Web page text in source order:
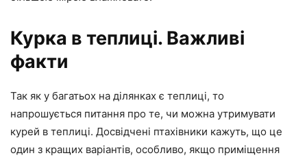
Курка в теплиці. Важливі
факти
Так як у багатьох на ділянках є теплиці, то
напрошується питання про те, чи можна утримувати
курей в теплиці. Досвідчені птахівники кажуть, що це
один з кращих варіантів, особливо, якщо приміщення